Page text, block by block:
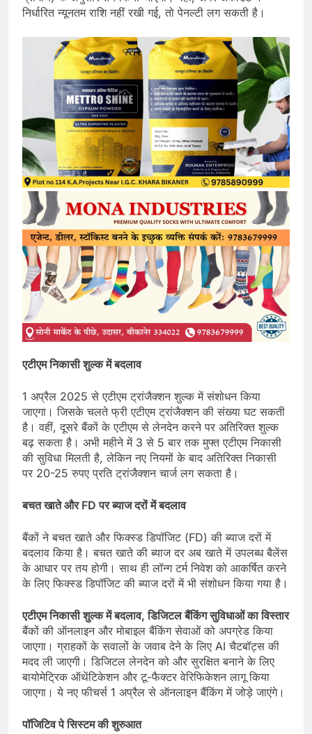
निर्धारित न्यूनतम राशि नहीं रखी गई, तो पेनल्टी लग सकती है।
एटीएम निकासी शुल्क में बदलाव
1 अप्रैल 2025 से एटीएम ट्रांजैक्शन शुल्क में संशोधन किया
जाएगा। जिसके चलते फ्री एटीएम ट्रांजैक्शन की संख्या घट सकती
है। वहीं, दूसरे बैंकों के एटीएम से लेनदेन करने पर अतिरिक्त शुल्क
बढ़ सकता है। अभी महीने में 3 से 5 बार तक मुफ्त एटीएम निकासी
की सुविधा मिलती है, लेकिन नए नियमों के बाद अतिरिक्त निकासी
पर 20-25 रुपए प्रति ट्रांजैक्शन चार्ज लग सकता है।
बचत खाते और FD पर ब्याज दरों में बदलाव
बैंकों ने बचत खाते और फिक्स्ड डिपॉजिट (FD) की ब्याज दरों में
बदलाव किया है। बचत खाते की ब्याज दर अब खाते में उपलब्ध बैलेंस
के आधार पर तय होगी। साथ ही लॉन्ग टर्म निवेश को आकर्षित करने
के लिए फिक्स्ड डिपॉजिट की ब्याज दरों में भी संशोधन किया गया है।
एटीएम निकासी शुल्क में बदलाव, डिजिटल बैंकिंग सुविधाओं का विस्तार
बैंकों की ऑनलाइन और मोबाइल बैंकिंग सेवाओं को अपग्रेड किया
जाएगा। ग्राहकों के सवालों के जवाब देने के लिए AI चैटबॉट्स की
मदद ली जाएगी। डिजिटल लेनदेन को और सुरक्षित बनाने के लिए
बायोमेट्रिक ऑथेंटिकेशन और टू-फैक्टर वेरिफिकेशन लागू किया
जाएगा। ये नए फीचर्स 1 अप्रैल से ऑनलाइन बैंकिंग में जोड़े जाएंगे।
पॉजिटिव पे सिस्टम की शुरुआत